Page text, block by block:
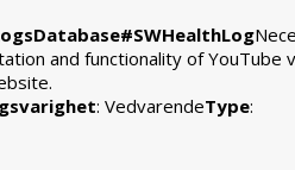
and functionality of YouTube
: VedvarendeType: